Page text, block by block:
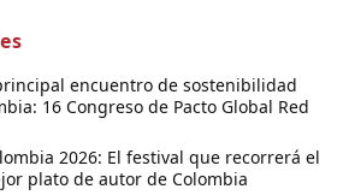
encuentro de sostenibilidad
16 Congreso de Pacto Global Red
2026: El festival que recorrerá el
plato de autor de Colombia